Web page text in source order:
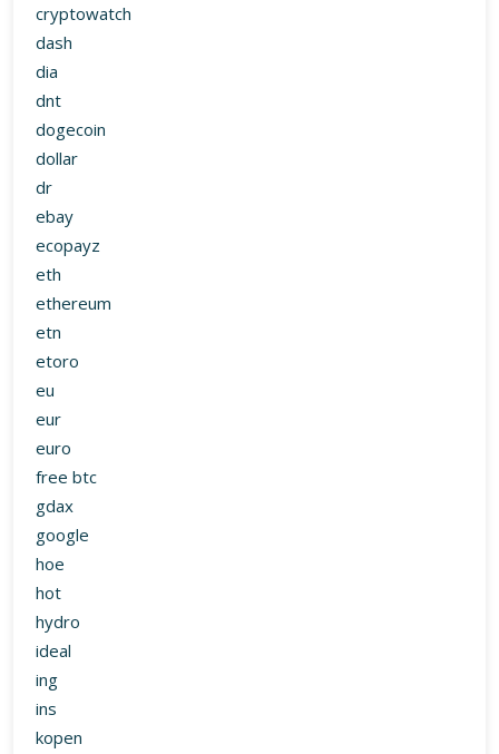
cryptowatch
dash
dia
dnt
dogecoin
dollar
dr
ebay
ecopayz
eth
ethereum
etn
etoro
eu
eur
euro
free btc
gdax
google
hoe
hot
hydro
ideal
ing
ins
kopen